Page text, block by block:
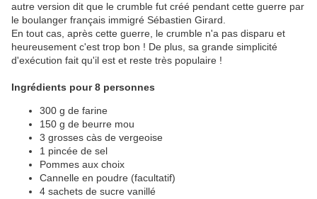
autre version dit que le crumble fut créé pendant cette guerre par
le boulanger français immigré Sébastien Girard.
En tout cas, après cette guerre, le crumble n'a pas disparu et
heureusement c'est trop bon ! De plus, sa grande simplicité
d'exécution fait qu'il est et reste très populaire !
Ingrédients pour 8 personnes
300 g de farine
150 g de beurre mou
3 grosses càs de vergeoise
1 pincée de sel
Pommes aux choix
Cannelle en poudre (facultatif)
4 sachets de sucre vanillé